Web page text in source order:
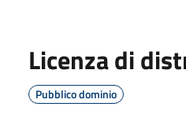
Licenza di
Pubblico dominio